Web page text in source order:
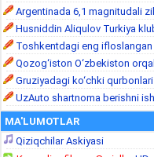
Argentinada 6,1 magnitudali
Husniddin Aliqulov Turkiya
Toshkentdagi eng ifloslangan
Qozog‘iston O‘zbekiston
Gruziyadagi ko‘chki
UzAuto shartnoma berishni
MA'LUMOTLAR
Qiziqchilar Askiyasi